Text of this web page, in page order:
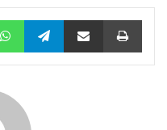
WhatsAppTelegramShare via Email Print